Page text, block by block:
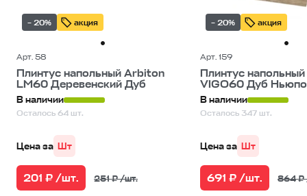
– 20% акция
Арт. 58
Плинтус напольный Arbiton
LM60 Деревенский Дуб
В наличии
Осталось 64 шт.
Цена за Шт
201 ₽ /шт. 251 ₽ /шт.
– 20% акция
Арт. 159
Плинтус
VIGO60 Дуб
В наличии
Осталось 347 шт.
Цена за Шт
691 ₽ /шт. 864 ₽